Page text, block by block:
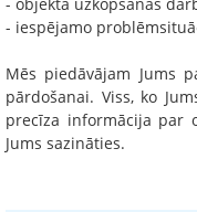
- iespējamo
Mēs piedāvājam Jums
pārdošanai. Viss, ko
precīza informācija par
Jums sazināties.